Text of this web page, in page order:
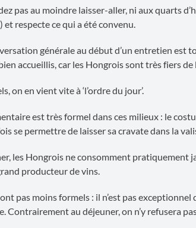
pas au moindre laisser-aller, ni aux quarts
respecte ce qui a été convenu.
générale au début d’un entretien est
accueillis, car les Hongrois sont très fiers
on en vient vite à ‘l’ordre du jour’.
est très formel dans ces milieux : le
se permettre de laisser sa cravate dans la
les Hongrois ne consomment pratiquement
producteur de vins.
pas moins formels : il n’est pas
Contrairement au déjeuner, on n’y refusera